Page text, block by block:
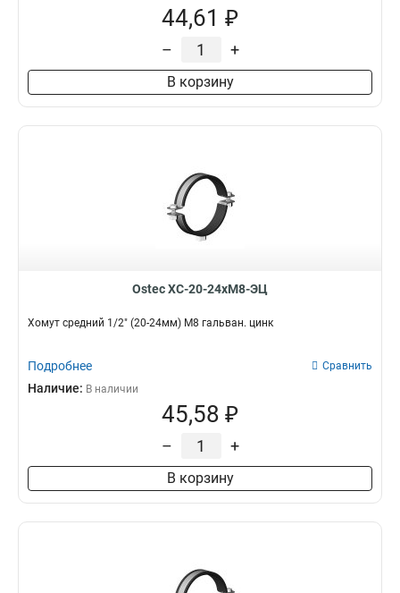
44,61 ₽
– +
В корзину
Ostec ХС-20-24хМ8-ЭЦ
Хомут средний 1/2" (20-24мм) М8 гальван. цинк
Подробнее Сравнить
Наличие: В наличии
45,58 ₽
– +
В корзину